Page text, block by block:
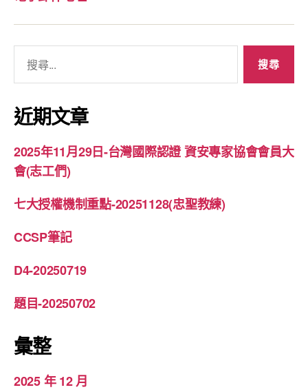
關
鍵
字:
近期文章
2025年11月29日-台灣國際認證 資安專家協會會員大
會(志工們)
七大授權機制重點-20251128(忠聖教練)
CCSP筆記
D4-20250719
題目-20250702
彙整
2025 年 12 月